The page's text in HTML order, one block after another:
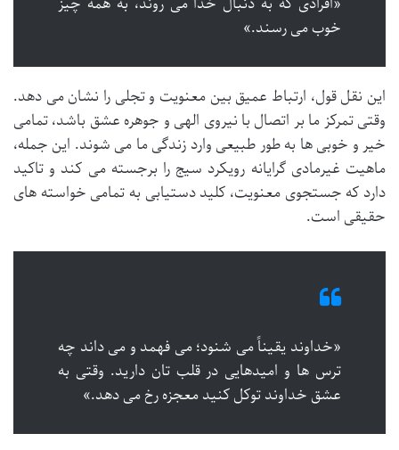
خوب می رسند.»
این نقل قول، ارتباط عمیق بین معنویت و تجلی را نشان می دهد.
وقتی تمرکز ما بر اتصال با نیروی الهی و جوهره عشق باشد، تمامی
خیر و خوبی ها به طور طبیعی وارد زندگی ما می شوند. این جمله،
ماهیت غیرمادی گرایانه رویکرد سیج را برجسته می کند و تاکید
دارد که جستجوی معنویت، کلید دستیابی به تمامی خواسته های
حقیقی است.
«خداوند یقیناً می شنود؛ می فهمد و می داند چه
ترس ها و امیدهایی در قلب تان دارید. وقتی به
عشق خداوند توکل کنید معجزه رخ می دهد.»